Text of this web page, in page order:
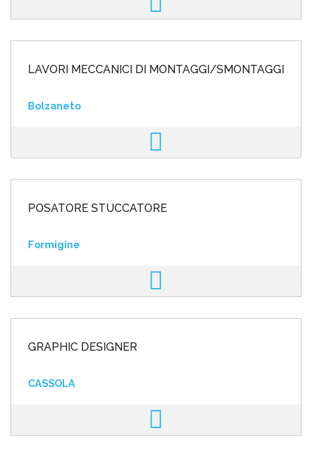
LAVORI MECCANICI DI MONTAGGI/SMONTAGGI
Bolzaneto
POSATORE STUCCATORE
Formigine
GRAPHIC DESIGNER
CASSOLA